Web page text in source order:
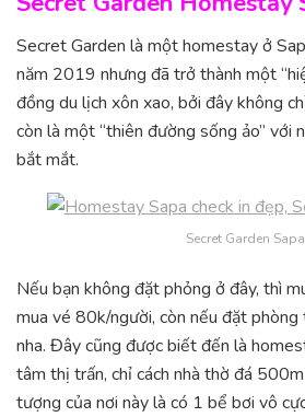
Secret Garden là một homestay ở
năm 2019 nhưng đã trở thành một
đồng du lịch xôn xao, bởi đây không
còn là một “thiên đường sống ảo” với
bắt mắt.
Secret Garden Sapa
Nếu bạn không đặt phỏng ở đây, thì
mua vé 80k/người, còn nếu đặt phòng
nha. Đây cũng được biết đến là
tâm thị trấn, chỉ cách nhà thờ đá
tượng của nơi này là có 1 bể bơi vô